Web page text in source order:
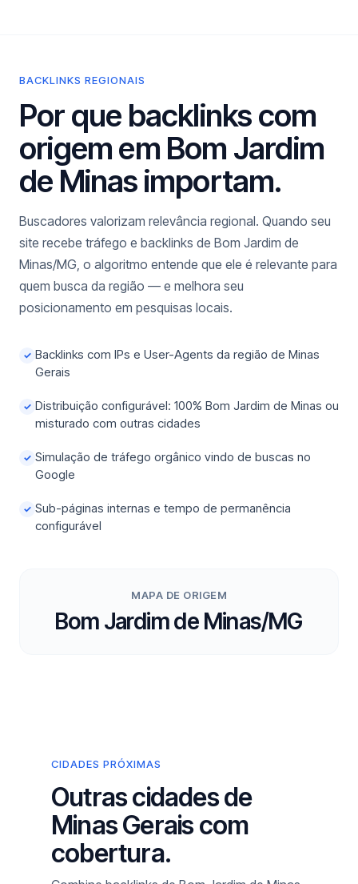
BACKLINKS REGIONAIS
Por que backlinks com
origem em Bom Jardim
de Minas importam.
Buscadores valorizam relevância regional. Quando seu
site recebe tráfego e backlinks de Bom Jardim de
Minas/MG, o algoritmo entende que ele é relevante para
quem busca da região — e melhora seu
posicionamento em pesquisas locais.
✓ Backlinks com IPs e User-Agents da região de Minas
Gerais
✓ Distribuição configurável: 100% Bom Jardim de Minas ou
misturado com outras cidades
✓ Simulação de tráfego orgânico vindo de buscas no
Google
✓ Sub-páginas internas e tempo de permanência
configurável
MAPA DE ORIGEM
Bom Jardim de Minas/MG
CIDADES PRÓXIMAS
Outras cidades de
Minas Gerais com
cobertura.